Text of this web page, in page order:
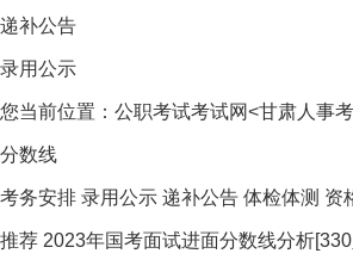
递补公告
录用公示
您当前位置： 公职考试考试网<甘肃人事
分数线
考务安排 录用公示 递补公告 体检体测 资
推荐 2023年国考面试进面分数线分析